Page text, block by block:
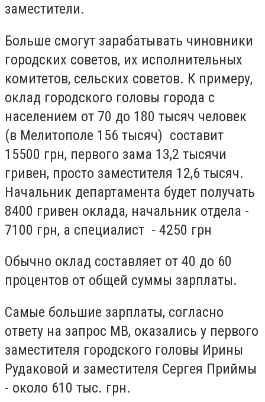
заместители.
Больше смогут зарабатывать чиновники
городских советов, их исполнительных
комитетов, сельских советов. К примеру,
оклад городского головы города с
населением от 70 до 180 тысяч человек
(в Мелитополе 156 тысяч) составит
15500 грн, первого зама 13,2 тысячи
гривен, просто заместителя 12,6 тысяч.
Начальник департамента будет получать
8400 гривен оклада, начальник отдела -
7100 грн, а специалист - 4250 грн
Обычно оклад составляет от 40 до 60
процентов от общей суммы зарплаты.
Самые большие зарплаты, согласно
ответу на запрос МВ, оказались у первого
заместителя городского головы Ирины
Рудаковой и заместителя Сергея Приймы
- около 610 тыс. грн.